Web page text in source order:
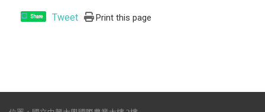
Share Tweet Print this page